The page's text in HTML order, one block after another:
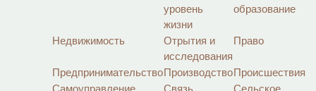
уровень
жизни
образование
Недвижимость
Отрытия и
исследования
Право
ПредпринимательствоПроизводствоПроисшествия
Самоуправление
Связь
Сельское